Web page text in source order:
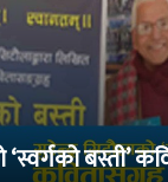
‘स्वर्गको बस्ती’